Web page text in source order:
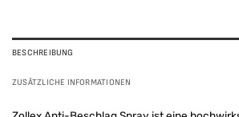
BESCHREIBUNG
ZUSÄTZLICHE INFORMATIONEN